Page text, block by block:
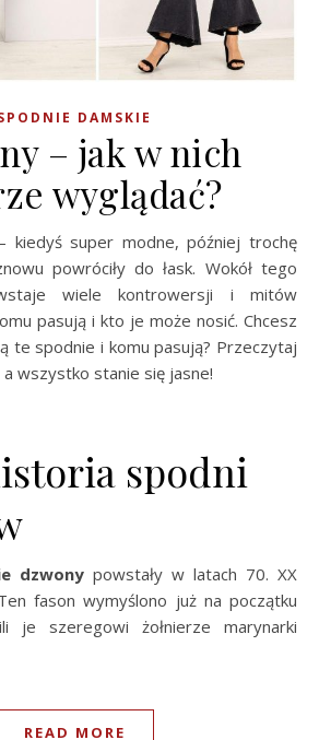
DAMSKIE
– jak w nich
wyglądać?
kiedyś super modne, później trochę
powróciły do łask. Wokół tego
wiele kontrowersji i mitów
pasują i kto je może nosić. Chcesz
te spodnie i komu pasują? Przeczytaj
wszystko stanie się jasne!
spodni
dzwony powstały w latach 70. XX
fason wymyślono już na początku
je szeregowi żołnierze marynarki
READ MORE